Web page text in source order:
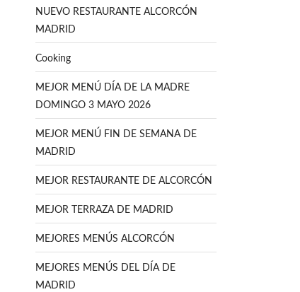
NUEVO RESTAURANTE ALCORCÓN
MADRID
Cooking
MEJOR MENÚ DÍA DE LA MADRE
DOMINGO 3 MAYO 2026
MEJOR MENÚ FIN DE SEMANA DE
MADRID
MEJOR RESTAURANTE DE ALCORCÓN
MEJOR TERRAZA DE MADRID
MEJORES MENÚS ALCORCÓN
MEJORES MENÚS DEL DÍA DE
MADRID